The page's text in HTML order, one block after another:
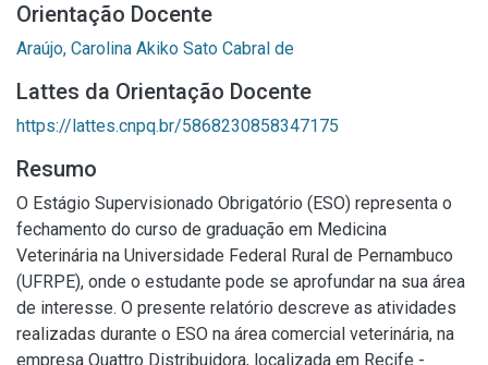
Orientação Docente
Araújo, Carolina Akiko Sato Cabral de
Lattes da Orientação Docente
https://lattes.cnpq.br/5868230858347175
Resumo
O Estágio Supervisionado Obrigatório (ESO) representa o
fechamento do curso de graduação em Medicina
Veterinária na Universidade Federal Rural de Pernambuco
(UFRPE), onde o estudante pode se aprofundar na sua área
de interesse. O presente relatório descreve as atividades
realizadas durante o ESO na área comercial veterinária, na
empresa Quattro Distribuidora, localizada em Recife -